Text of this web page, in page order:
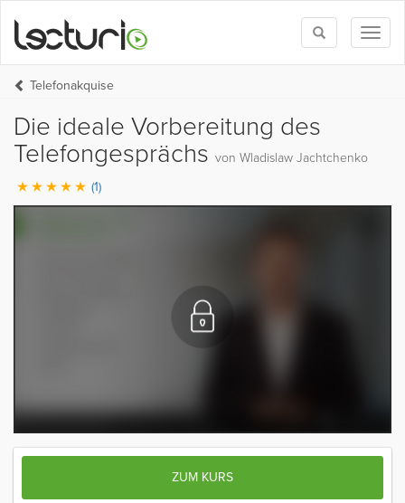
Toggle
search
Telefonakquise
Die ideale Vorbereitung des
Telefongesprächs von Wladislaw Jachtchenko
(1)
ZUM KURS